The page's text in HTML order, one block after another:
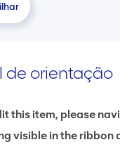
de orientação
this item, please
visible in the ribbon